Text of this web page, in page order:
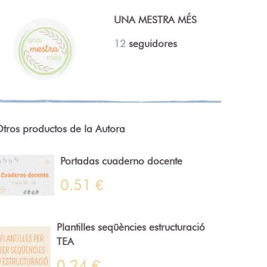
UNA MESTRA MÉS
12 seguidores
productos de la Autora
Portadas cuaderno docente
0.51 €
Plantilles seqüències estructuració
TEA